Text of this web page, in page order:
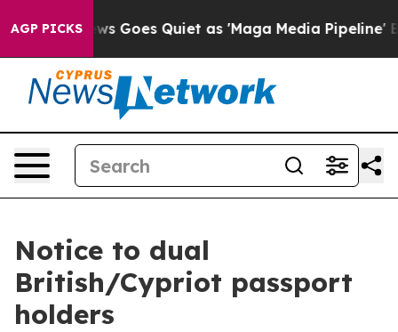
AGP PICKS
Fox News Goes Quiet as 'Maga Media Pipeline'
Notice to dual
British/Cypriot passport
holders